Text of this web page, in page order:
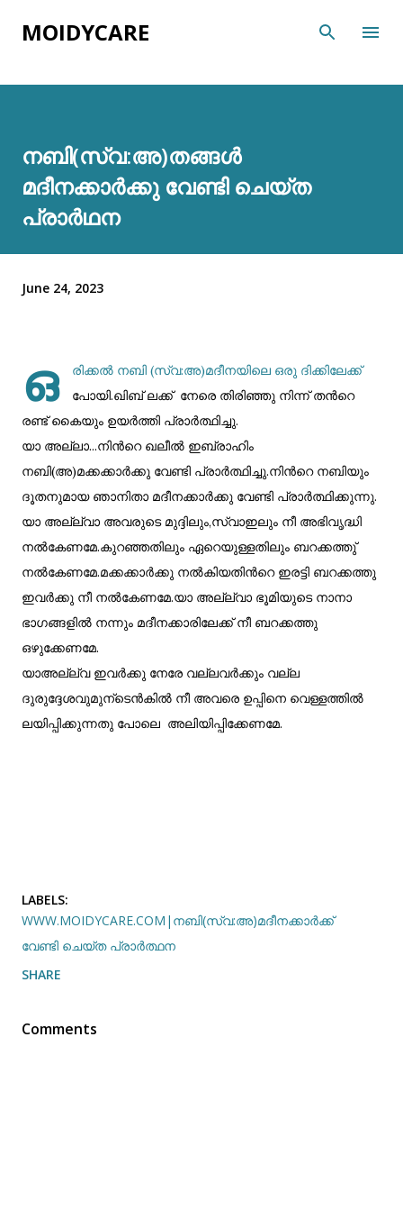
Skip to main content
MOIDYCARE
നബി(സ്വ:അ)തങ്ങൾ
മദീനക്കാർക്കു വേണ്ടി ചെയ്ത
പ്രാർഥന
June 24, 2023
ഒ
രിക്കൽ നബി (സ്വ:അ)മദീനയിലെ ഒരു ദിക്കിലേക്ക്
പോയി.ഖിബ് ലക്ക് നേരെ തിരിഞ്ഞു നിന്ന് തൻറെ
രണ്ട് കൈയും ഉയർത്തി പ്രാർത്ഥിച്ചു.
യാ അല്ലാ...നിൻറെ ഖലീൽ ഇബ്രാഹിം
നബി(അ)മക്കക്കാർക്കു വേണ്ടി പ്രാർത്ഥിച്ചു.നിൻറെ നബിയും
ദൂതനുമായ ഞാനിതാ മദീനക്കാർക്കു വേണ്ടി പ്രാർത്ഥിക്കുന്നു.
യാ അല്ല്വാ അവരുടെ മുദ്ദിലും,സ്വാഇലും നീ അഭിവൃദ്ധി
നൽകേണമേ.കുറഞ്ഞതിലും ഏറെയുള്ളതിലും ബറക്കത്തു്‌
നൽകേണമേ.മക്കക്കാർക്കു നൽകിയതിൻറെ ഇരട്ടി ബറക്കത്തു
ഇവർക്കു നീ നൽകേണമേ.യാ അല്ല്വാ ഭൂമിയുടെ നാനാ
ഭാഗങ്ങളിൽ നന്നും മദീനക്കാരിലേക്ക് നീ ബറക്കത്തു
ഒഴുക്കേണമേ.
യാഅല്ല്വ ഇവർക്കു നേരേ വല്ലവർക്കും വല്ല
ദുരുദ്ദേശവുമുന്ടെൻകിൽ നീ അവരെ ഉപ്പിനെ വെള്ളത്തിൽ
ലയിപ്പിക്കുന്നതു പോലെ അലിയിപ്പിക്കേണമേ.
LABELS:
WWW.MOIDYCARE.COM|നബി(സ്വ:അ)മദീനക്കാർക്ക്
വേണ്ടി ചെയ്ത പ്രാർത്ഥന
SHARE
Comments